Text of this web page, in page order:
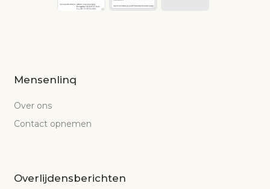
Mensenlinq
Over ons
Contact opnemen
Overlijdensberichten